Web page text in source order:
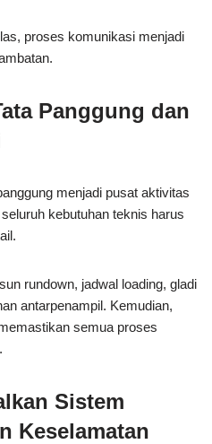
proses komunikasi menjadi
Panggung dan
menjadi pusat aktivitas
kebutuhan teknis harus
rundown, jadwal loading, gladi
antarpenampil. Kemudian,
semua proses
Sistem
Keselamatan